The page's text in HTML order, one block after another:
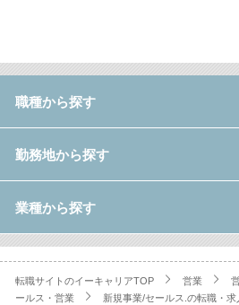
職種から探す
勤務地から探す
業種から探す
転職サイトのイーキャリアTOP 営業
ールス・営業
新規事業/セールス.の転職・求